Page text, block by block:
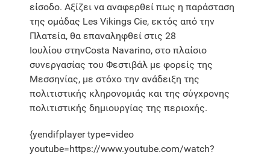
είσοδο. Αξίζει να αναφερθεί πως η παράσταση
της ομάδας Les Vikings Cie, εκτός από την
Πλατεία, θα επαναληφθεί στις 28
Ιουλίου στηνCosta Navarino, στο πλαίσιο
συνεργασίας του Φεστιβάλ με φορείς της
Μεσσηνίας, με στόχο την ανάδειξη της
πολιτιστικής κληρονομιάς και της σύγχρονης
πολιτιστικής δημιουργίας της περιοχής.
{yendifplayer type=video
youtube=https://www.youtube.com/watch?